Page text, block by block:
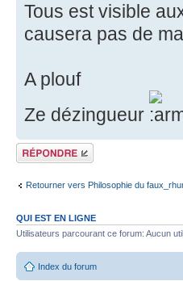
Tous est visible
causera pas de
A plouf
Ze dézingueur
Répondre
Retourner vers Philosophie du
QUI EST EN LIGNE
Utilisateurs parcourant ce forum: Aucun
Index du forum